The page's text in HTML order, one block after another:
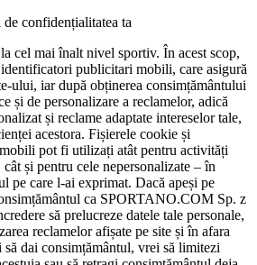
confidențialitatea ta
cel mai înalt nivel sportiv. În acest scop,
publicitari mobili, care asigură
ului, iar după obținerea consimțământului
și de personalizare a reclamelor, adică
și reclame adaptate intereselor tale,
acestora. Fișierele cookie și
pot fi utilizați atât pentru activități
și pentru cele nepersonalizate – în
pe care l-ai exprimat. Dacă apeși pe
ca SPORTANO.COM Sp. z
să prelucreze datele tale personale,
reclamelor afișate pe site și în afara
să dai consimțământul, vrei să limitezi